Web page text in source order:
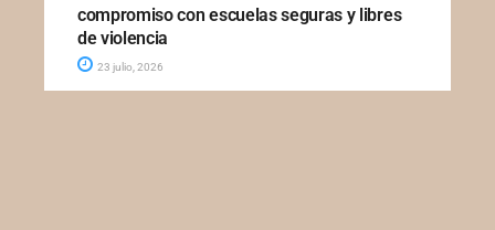
compromiso con escuelas seguras y libres
de violencia
23 julio, 2026